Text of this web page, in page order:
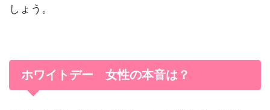
しょう。
ホワイトデー 女性の本音は？